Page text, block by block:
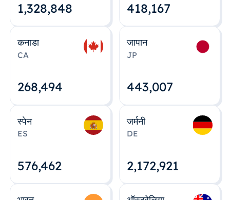
1,328,848 418,167
कनाडा
CA
268,495
जापान
JP
443,008
स्पेन
ES
576,463
जर्मनी
DE
2,172,922